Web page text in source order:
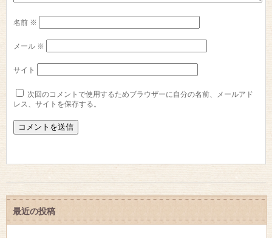
名前 ※
メール ※
サイト
次回のコメントで使用するためブラウザーに自分の名前、メールアド
レス、サイトを保存する。
最近の投稿